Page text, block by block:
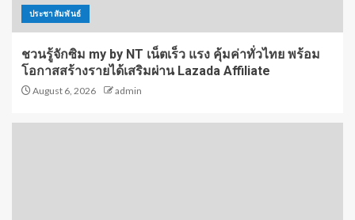
ประชาสัมพันธ์
ชวนรู้จักซิม my by NT เน็ตเร็ว แรง คุ้มค่าทั่วไทย พร้อม
โอกาสสร้างรายได้เสริมผ่าน Lazada Affiliate
August 6, 2026 admin